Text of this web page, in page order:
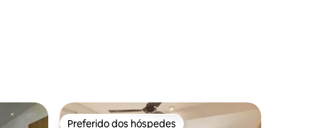
Preferido dos hóspedes